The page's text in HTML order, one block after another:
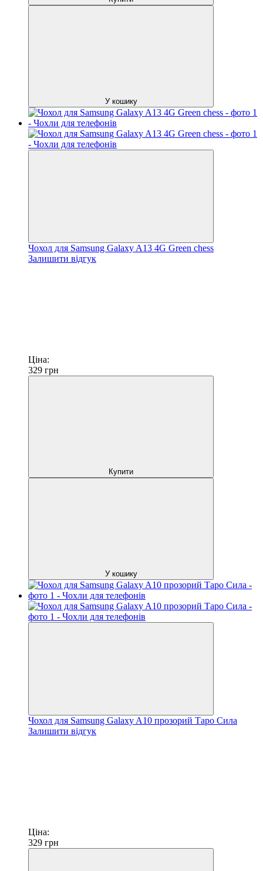
У кошику
Чохол для Samsung Galaxy A13 4G Green chess
Залишити відгук
Ціна:
329 грн
Купити
У кошику
Чохол для Samsung Galaxy A10 прозорий Таро Сила
Залишити відгук
Ціна:
329 грн